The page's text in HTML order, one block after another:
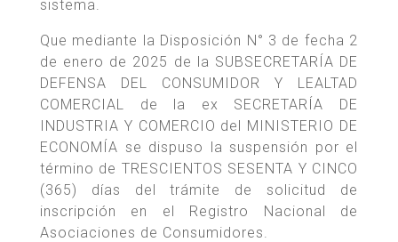
sistema.
Que mediante la Disposición N° 3 de fecha 2
de enero de 2025 de la SUBSECRETARÍA DE
DEFENSA DEL CONSUMIDOR Y LEALTAD
COMERCIAL de la ex SECRETARÍA DE
INDUSTRIA Y COMERCIO del MINISTERIO DE
ECONOMÍA se dispuso la suspensión por el
término de TRESCIENTOS SESENTA Y CINCO
(365) días del trámite de solicitud de
inscripción en el Registro Nacional de
Asociaciones de Consumidores.